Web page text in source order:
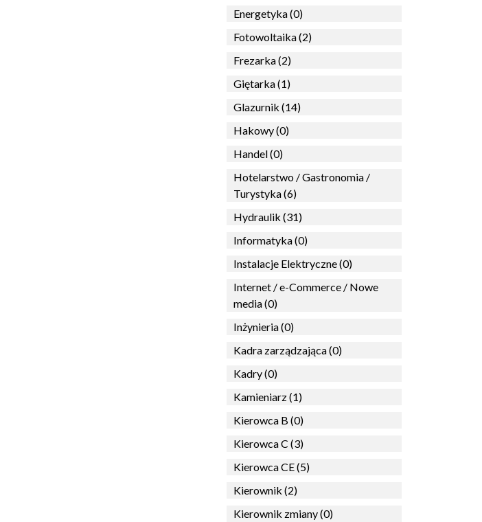
Energetyka (0)
Fotowoltaika (2)
Frezarka (2)
Giętarka (1)
Glazurnik (14)
Hakowy (0)
Handel (0)
Hotelarstwo / Gastronomia /
Turystyka (6)
Hydraulik (31)
Informatyka (0)
Instalacje Elektryczne (0)
Internet / e-Commerce / Nowe
media (0)
Inżynieria (0)
Kadra zarządzająca (0)
Kadry (0)
Kamieniarz (1)
Kierowca B (0)
Kierowca C (3)
Kierowca CE (5)
Kierownik (2)
Kierownik zmiany (0)